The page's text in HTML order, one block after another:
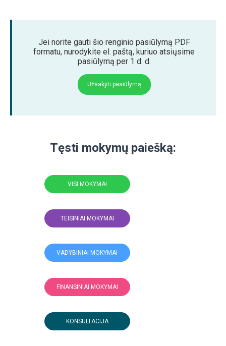
Jei norite gauti šio renginio pasiūlymą PDF
formatu, nurodykite el. paštą, kuriuo atsiųsime
pasiūlymą per 1 d. d.
Užsakyti pasiūlymą
Tęsti mokymų paiešką:
VISI MOKYMAI
TEISINIAI MOKYMAI
VADYBINIAI MOKYMAI
FINANSINIAI MOKYMAI
KONSULTACIJA